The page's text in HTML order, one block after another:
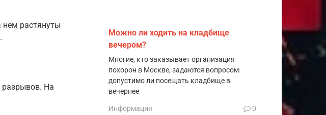
нем растянуты
разрывов. На
Можно ли ходить на кладбище
вечером?
Многие, кто заказывает организация
похорон в Москве, задаются вопросом:
допустимо ли посещать кладбище в
вечернее
Информация 0